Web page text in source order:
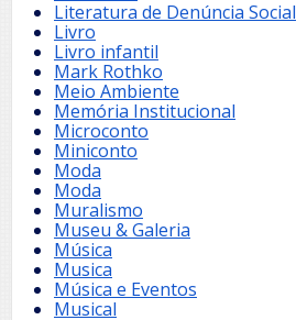
Literatura de Denúncia Social
Livro
Livro infantil
Mark Rothko
Meio Ambiente
Memória Institucional
Microconto
Miniconto
Moda
Moda
Muralismo
Museu & Galeria
Música
Musica
Música e Eventos
Musical